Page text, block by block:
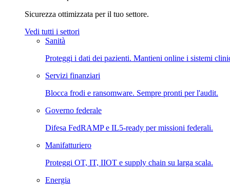
Sicurezza ottimizzata per il tuo settore.
Vedi tutti i settori
Sanità
Proteggi i dati dei pazienti. Mantieni online i sistemi
Servizi finanziari
Blocca frodi e ransomware. Sempre pronti per l'audit.
Governo federale
Difesa FedRAMP e IL5-ready per missioni federali.
Manifatturiero
Proteggi OT, IT, IIOT e supply chain su larga scala.
Energia